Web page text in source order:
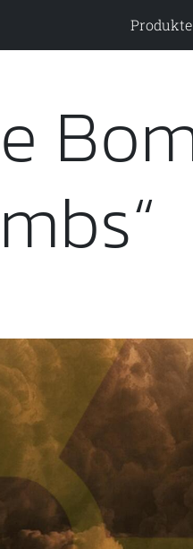
Produkte